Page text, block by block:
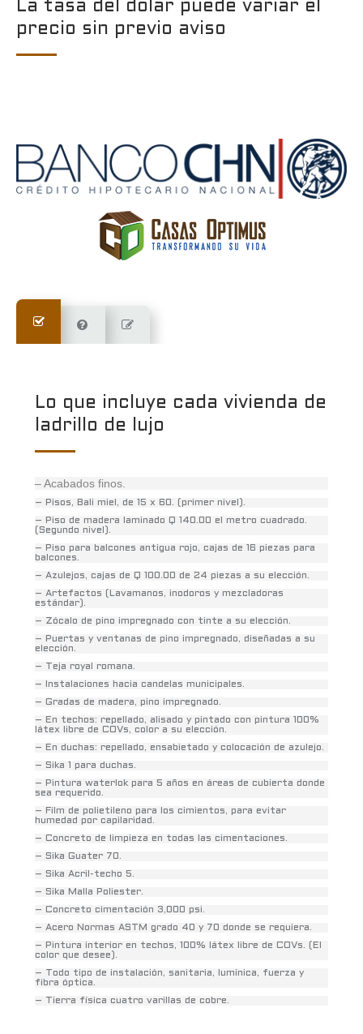
La tasa del dolar puede variar el
precio sin previo aviso
Lo que incluye cada vivienda de
ladrillo de lujo
– Acabados finos.
– Pisos, Bali miel, de 15 x 60. (primer nivel).
– Piso de madera laminado Q 140.00 el metro cuadrado.
(Segundo nivel).
– Piso para balcones antigua rojo, cajas de 16 piezas para
balcones.
– Azulejos, cajas de Q 100.00 de 24 piezas a su elección.
– Artefactos (Lavamanos, inodoros y mezcladoras
estándar).
– Zócalo de pino impregnado con tinte a su elección.
– Puertas y ventanas de pino impregnado, diseñadas a su
elección.
– Teja royal romana.
– Instalaciones hacia candelas municipales.
– Gradas de madera, pino impregnado.
– En techos: repellado, alisado y pintado con pintura 100%
látex libre de COVs, color a su elección.
– En duchas: repellado, ensabietado y colocación de azulejo.
– Sika 1 para duchas.
– Pintura waterlok para 5 años en áreas de cubierta donde
sea requerido.
– Film de polietileno para los cimientos, para evitar
humedad por capilaridad.
– Concreto de limpieza en todas las cimentaciones.
– Sika Guater 70.
– Sika Acril-techo 5.
– Sika Malla Poliester.
– Concreto cimentación 3,000 psi.
– Acero Normas ASTM grado 40 y 70 donde se requiera.
– Pintura interior en techos, 100% látex libre de COVs. (El
color que desee).
– Todo tipo de instalación, sanitaria, lumínica, fuerza y
fibra óptica.
– Tierra física cuatro varillas de cobre.